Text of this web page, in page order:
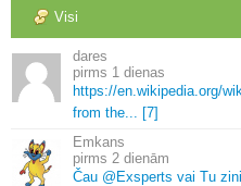
Visi
dares
1 dienas
https://en. wikipedia. org/
from the.
[7]
Emkans
2 dienām
Čau @Exsperts vai Tu